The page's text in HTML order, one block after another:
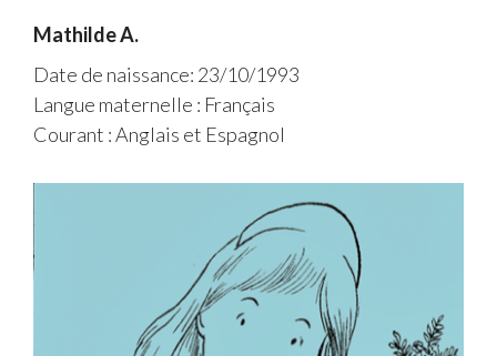
Mathilde A.
Date de naissance: 23/10/1993
Langue maternelle : Français
Courant : Anglais et Espagnol